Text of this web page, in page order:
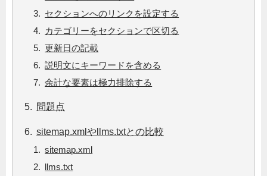
セクションへのリンクを設定する
カテゴリーをセクションで区切る
更新日の記載
説明文にキーワードを含める
余計な要素は極力排除する
問題点
sitemap.xmlやllms.txtとの比較
sitemap.xml
llms.txt